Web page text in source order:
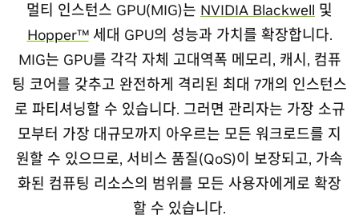
멀티 인스턴스 GPU(MIG)는 NVIDIA Blackwell 및
Hopper™세대 GPU의 성능과 가치를 확장합니다.
MIG는 GPU를 각각 자체 고대역폭 메모리, 캐시, 컴퓨
팅 코어를 갖추고 완전하게 격리된 최대 7개의 인스턴스
로 파티셔닝할 수 있습니다. 그러면 관리자는 가장 소규
모부터 가장 대규모까지 아우르는 모든 워크로드를 지
원할 수 있으므로, 서비스 품질(QoS)이 보장되고, 가속
화된 컴퓨팅 리소스의 범위를 모든 사용자에게로 확장
할 수 있습니다.